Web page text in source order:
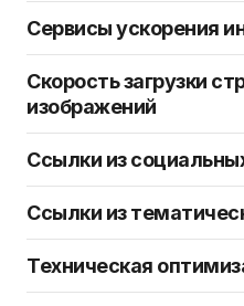
Сервисы ускорения
Скорость загрузки
изображений
Ссылки из
Ссылки из
Техническая